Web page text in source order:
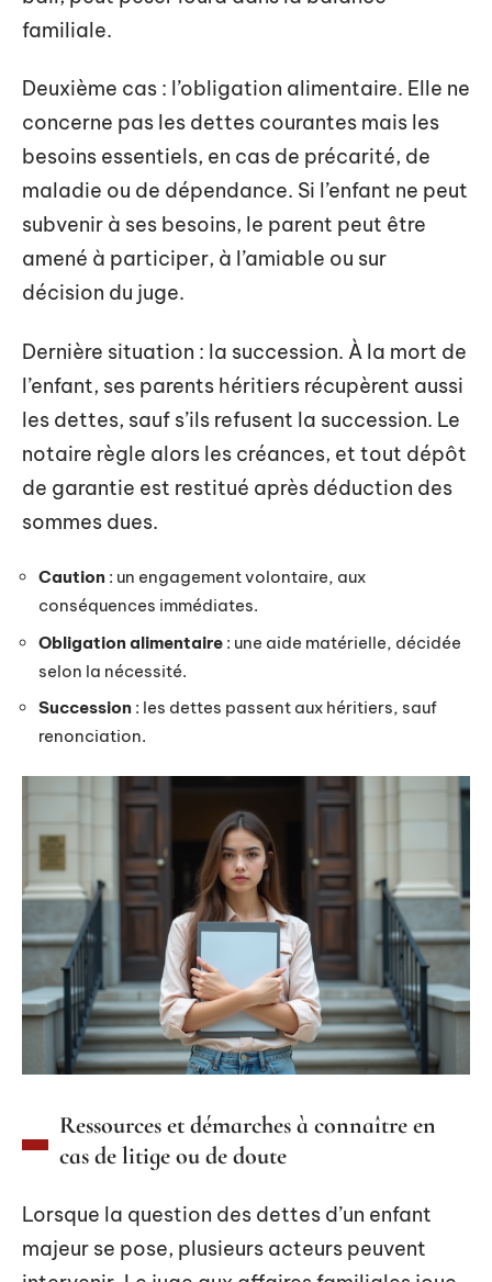
familiale.
Deuxième cas : l’obligation alimentaire. Elle ne
concerne pas les dettes courantes mais les
besoins essentiels, en cas de précarité, de
maladie ou de dépendance. Si l’enfant ne peut
subvenir à ses besoins, le parent peut être
amené à participer, à l’amiable ou sur
décision du juge.
Dernière situation : la succession. À la mort de
l’enfant, ses parents héritiers récupèrent aussi
les dettes, sauf s’ils refusent la succession. Le
notaire règle alors les créances, et tout dépôt
de garantie est restitué après déduction des
sommes dues.
Caution : un engagement volontaire, aux
conséquences immédiates.
Obligation alimentaire : une aide matérielle, décidée
selon la nécessité.
Succession : les dettes passent aux héritiers, sauf
renonciation.
Ressources et démarches à connaître en
cas de litige ou de doute
Lorsque la question des dettes d’un enfant
majeur se pose, plusieurs acteurs peuvent